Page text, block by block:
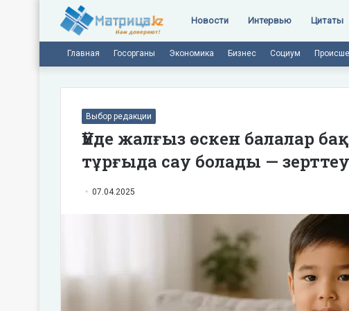
Новости Интервью Цитаты
Главная Госорганы Экономика Бизнес Социум
Выбор редакции
Үйде жалғыз өскен балалар
тұрғыда сау болады — зерттеу
07.04.2025